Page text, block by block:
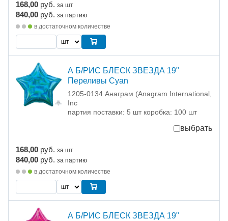
168,00 руб. за шт
840,00 руб. за партию
в достаточном количестве
А Б/РИС БЛЕСК ЗВЕЗДА 19"
Переливы Cyan
1205-0134 Анаграм (Anagram International,
Inc
партия поставки: 5 шт коробка: 100 шт
выбрать
168,00 руб. за шт
840,00 руб. за партию
в достаточном количестве
А Б/РИС БЛЕСК ЗВЕЗДА 19"